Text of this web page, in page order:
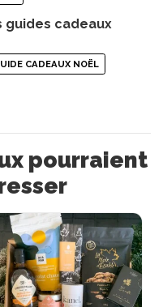
guides cadeaux
CADEAUX NOËL
pourraient